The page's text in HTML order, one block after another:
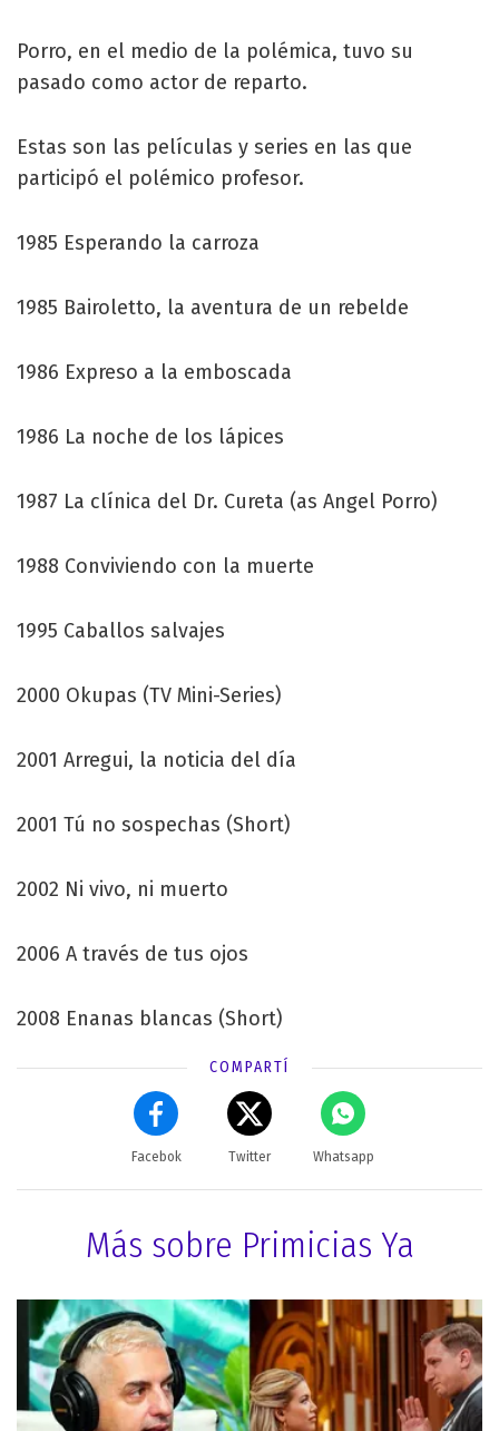
Porro, en el medio de la polémica, tuvo su
pasado como actor de reparto.
Estas son las películas y series en las que
participó el polémico profesor.
1985 Esperando la carroza
1985 Bairoletto, la aventura de un rebelde
1986 Expreso a la emboscada
1986 La noche de los lápices
1987 La clínica del Dr. Cureta (as Angel Porro)
1988 Conviviendo con la muerte
1995 Caballos salvajes
2000 Okupas (TV Mini-Series)
2001 Arregui, la noticia del día
2001 Tú no sospechas (Short)
2002 Ni vivo, ni muerto
2006 A través de tus ojos
2008 Enanas blancas (Short)
COMPARTÍ
Facebok Twitter Whatsapp
Más sobre Primicias Ya